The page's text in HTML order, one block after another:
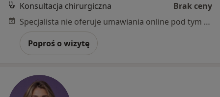
Konsultacja chirurgiczna
Brak ceny
Specjalista nie oferuje umawiania online pod tym adresem.
Poproś o wizytę